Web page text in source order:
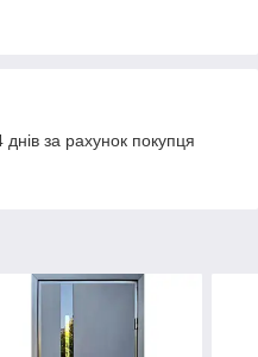
за рахунок покупця